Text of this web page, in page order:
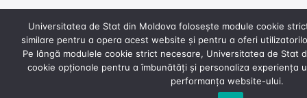
Universitatea de Stat din Moldova folosește module cookie
similare pentru a opera acest website și pentru a oferi
Pe lângă modulele cookie strict necesare, Universitatea de Stat
cookie opționale pentru a îmbunătăți și personaliza experiența
performanța website-ului.